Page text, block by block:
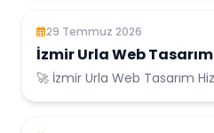
29 Temmuz 2026
İzmir Urla Web
🚀 İzmir Urla Web Tasarım Hizmetleri İzmir Urla